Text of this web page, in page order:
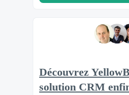
Découvrez
solution CRM